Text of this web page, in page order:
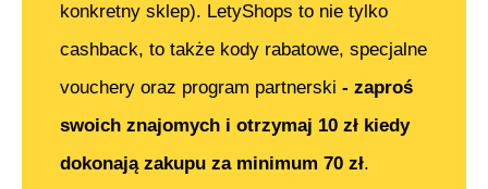
konkretny sklep). LetyShops to nie tylko
cashback, to także kody rabatowe, specjalne
vouchery oraz program partnerski - zaproś
swoich znajomych i otrzymaj 10 zł kiedy
dokonają zakupu za minimum 70 zł.